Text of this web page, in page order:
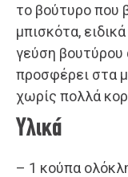
το βούτυρο που
μπισκότα,
γεύση βουτύρου
προσφέρει στα
χωρίς πολλά
Υλικά
– 1 κούπα